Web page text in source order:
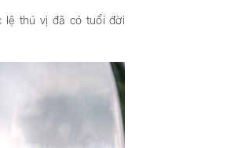
lệ thú vị đã có tuổi đời